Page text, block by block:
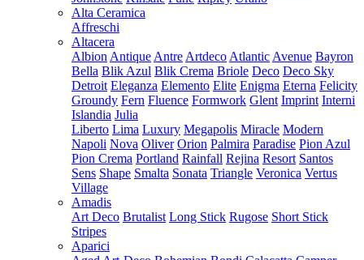
Alta Ceramica
Affreschi
Altacera
Albion Antique Antre Artdeco Atlantic Avenue Bayron
Bella Blik Azul Blik Crema Briole Deco Deco Sky
Detroit Eleganza Elemento Elite Enigma Eterna Felicity
Groundy Fern Fluence Formwork Glent Imprint Interni
Islandia Julia
Liberto Lima Luxury Megapolis Miracle Modern
Napoli Nova Oliver Orion Palmira Paradise Pion Azul
Pion Crema Portland Rainfall Rejina Resort Santos
Sens Shape Smalta Sonata Triangle Veronica Vertus
Village
Amadis
Art Deco Brutalist Long Stick Rugose Short Stick
Stripes
Aparici